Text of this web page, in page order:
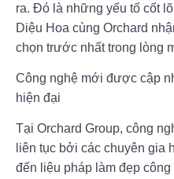
ra. Đó là những yếu tố cốt
Diệu Hoa cùng Orchard
chọn trước nhất trong lòng
Công nghệ mới được cập
hiện đại
Tại Orchard Group, công
liên tục bởi các chuyên gia
đến liệu pháp làm đẹp